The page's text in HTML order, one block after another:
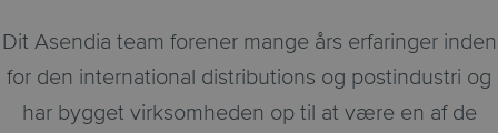
Dit Asendia team forener mange års erfaringer inden
for den international distributions og postindustri og
har bygget virksomheden op til at være en af de